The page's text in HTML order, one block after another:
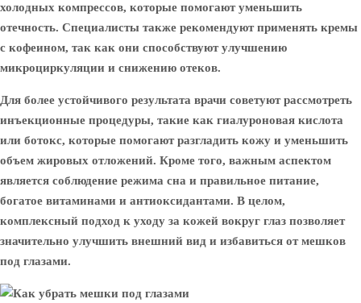
холодных компрессов, которые помогают уменьшить
отечность. Специалисты также рекомендуют применять кремы
с кофеином, так как они способствуют улучшению
микроциркуляции и снижению отеков.
Для более устойчивого результата врачи советуют рассмотреть
инъекционные процедуры, такие как гиалуроновая кислота
или ботокс, которые помогают разгладить кожу и уменьшить
объем жировых отложений. Кроме того, важным аспектом
является соблюдение режима сна и правильное питание,
богатое витаминами и антиоксидантами. В целом,
комплексный подход к уходу за кожей вокруг глаз позволяет
значительно улучшить внешний вид и избавиться от мешков
под глазами.